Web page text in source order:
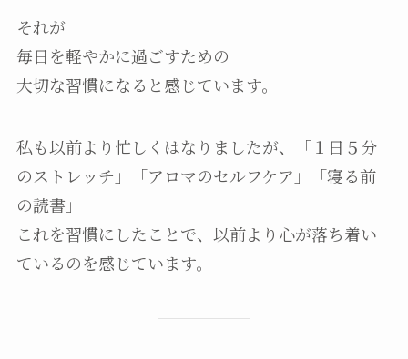
それが
毎日を軽やかに過ごすための
大切な習慣になると感じています。
私も以前より忙しくはなりましたが、「１日５分
のストレッチ」「アロマのセルフケア」「寝る前
の読書」
これを習慣にしたことで、以前より心が落ち着い
ているのを感じています。